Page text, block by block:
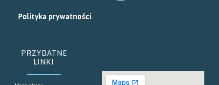
Polityka prywatności
PRZYDATNE
LINKI